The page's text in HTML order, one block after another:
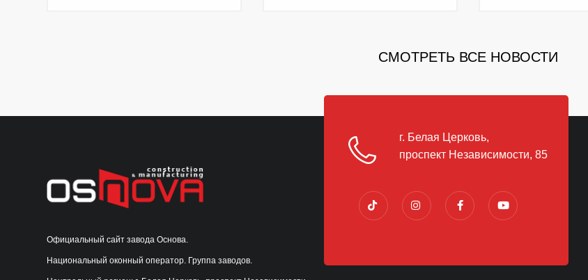
СМОТРЕТЬ ВСЕ НОВОСТИ
Официальный сайт завода Основа.
Национальный оконный оператор. Группа заводов.
г. Белая Церковь,
проспект Независимости, 85